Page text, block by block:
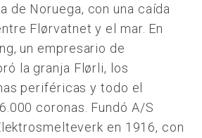
de Noruega, con una caída
Flørvatnet y el mar. En
un empresario de
la granja Flørli, los
periféricas y todo el
coronas. Fundó A/S
en 1916, con